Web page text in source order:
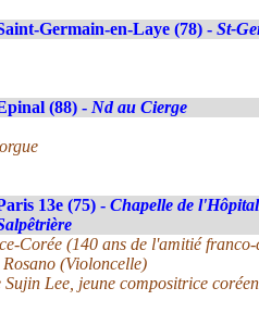
Germain-en-Laye (78) - St-
(88) - Nd au Cierge
13e (75) - Chapelle de
Corée (140 ans de l'amitié franco-
(Violoncelle)
Lee, jeune compositrice